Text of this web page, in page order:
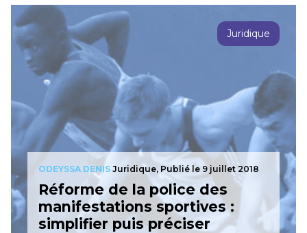
Juridique
ODEYSSA DENIS Juridique, Publié le 9 juillet 2018
Réforme de la police des
manifestations sportives :
simplifier puis préciser